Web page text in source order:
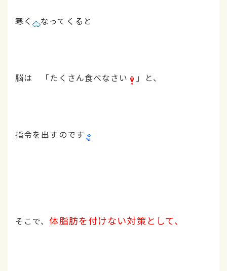
寒く なってくると
脳は 「たくさん食べなさい 」と、
指令を出すのです
そこで、体脂肪を付けない対策として、